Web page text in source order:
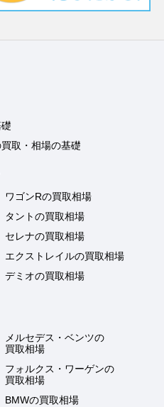
取・相場の基礎
ワゴンRの買取相場
タントの買取相場
セレナの買取相場
エクストレイルの買取相場
デミオの買取相場
メルセデス・ベンツの
買取相場
フォルクス・ワーゲンの
買取相場
BMWの買取相場